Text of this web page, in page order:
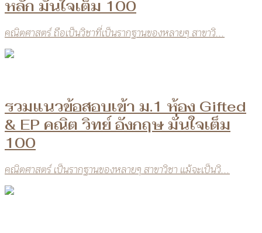
หลัก มั่นใจเต็ม 100
คณิตศาสตร์ ถือเป็นวิชาที่เป็นรากฐานของหลายๆ สาขาวิ...
รวมแนวข้อสอบเข้า ม.1 ห้อง Gifted
& EP คณิต วิทย์ อังกฤษ มั่นใจเต็ม
100
คณิตศาสตร์ เป็นรากฐานของหลายๆ สาขาวิชา แม้จะเป็นวิ...